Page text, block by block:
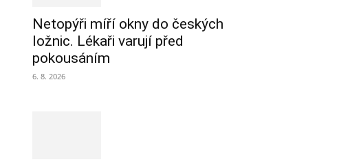
Netopýři míří okny do českých
ložnic. Lékaři varují před
pokousáním
6. 8. 2026